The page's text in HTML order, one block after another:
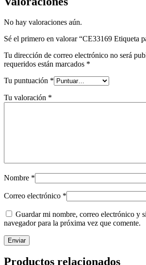
No hay valoraciones aún.
Sé el primero en valorar “CE33169 Etiqueta
Tu dirección de correo electrónico no será
requeridos están marcados *
Tu puntuación *
Tu valoración *
Nombre *
Correo electrónico *
Guardar mi nombre, correo electrónico y
navegador para la próxima vez que comente.
Productos relacionados